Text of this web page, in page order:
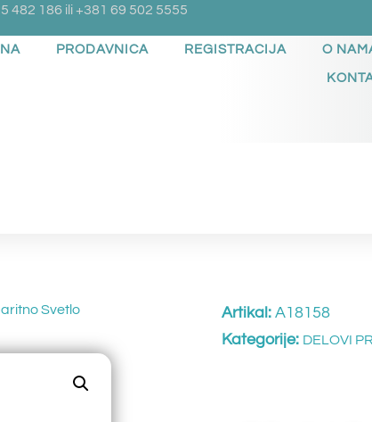
482 186 ili +381 69 502 5555
PRODAVNICA REGISTRACIJA O
Svetlo
Artikal: A18158
Kategorije: DELOVI